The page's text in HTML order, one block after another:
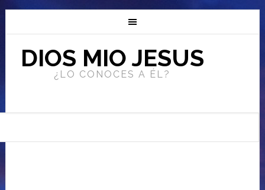
DIOS MIO JESUS
¿LO CONOCES A ÉL?